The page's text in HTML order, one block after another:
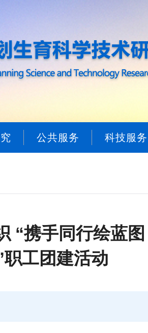
公共服务 科技服务
“携手同行绘蓝图
工团建活动